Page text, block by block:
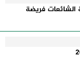
فريضة